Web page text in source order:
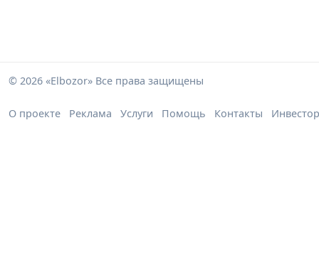
© 2026 «Elbozor» Все права защищены
О проекте Реклама Услуги Помощь Контакты